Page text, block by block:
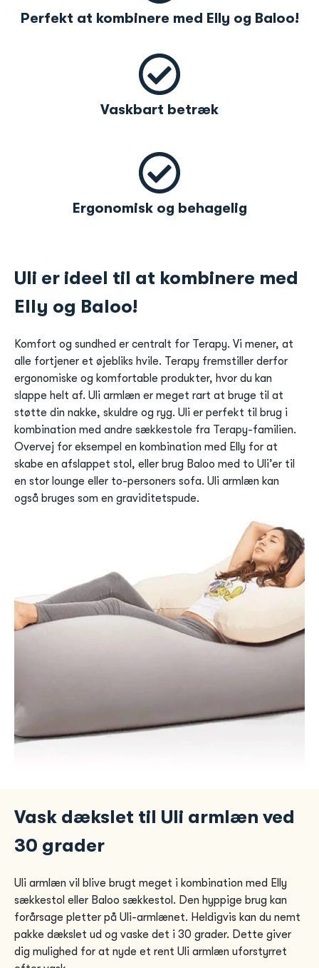
Perfekt at kombinere med Elly og Baloo!
Vaskbart betræk
Ergonomisk og behagelig
Uli er ideel til at kombinere med
Elly og Baloo!
Komfort og sundhed er centralt for Terapy. Vi mener, at
alle fortjener et øjebliks hvile. Terapy fremstiller derfor
ergonomiske og komfortable produkter, hvor du kan
slappe helt af. Uli armlæn er meget rart at bruge til at
støtte din nakke, skuldre og ryg. Uli er perfekt til brug i
kombination med andre sækkestole fra Terapy-familien.
Overvej for eksempel en kombination med Elly for at
skabe en afslappet stol, eller brug Baloo med to Uli’er til
en stor lounge eller to-personers sofa. Uli armlæn kan
også bruges som en graviditetspude.
Vask dækslet til Uli armlæn ved
30 grader
Uli armlæn vil blive brugt meget i kombination med Elly
sækkestol eller Baloo sækkestol. Den hyppige brug kan
forårsage pletter på Uli-armlænet. Heldigvis kan du nemt
pakke dækslet ud og vaske det i 30 grader. Dette giver
dig mulighed for at nyde et rent Uli armlæn uforstyrret